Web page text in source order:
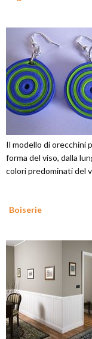
Il modello di orecchini
forma del viso, dalla
colori predominati del
Boiserie